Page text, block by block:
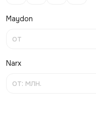
Maydon
Narx